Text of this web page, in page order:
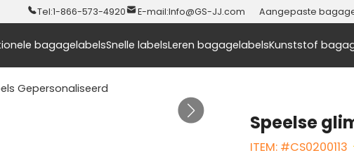
Tel:1-866-573-4920 E-mail:Info@GS-JJ.com Aangepaste
bagagelabelsSnelle labelsLeren bagagelabelsKunststof
Gepersonaliseerd
Speelse
ITEM: #CS0200113